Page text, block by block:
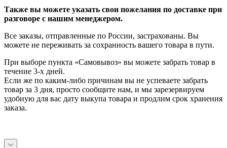
Также вы можете указать свои пожелания по доставке при
разговоре с нашим менеджером.
Все заказы, отправленные по России, застрахованы. Вы
можете не переживать за сохранность вашего товара в пути.
При выборе пункта «Самовывоз» вы можете забрать товар в
течение 3-х дней.
Если же по каким-либо причинам вы не успеваете забрать
товар за 3 дня, просто сообщите нам, и мы зарезервируем
удобную для вас дату выкупа товара и продлим срок хранения
заказа.